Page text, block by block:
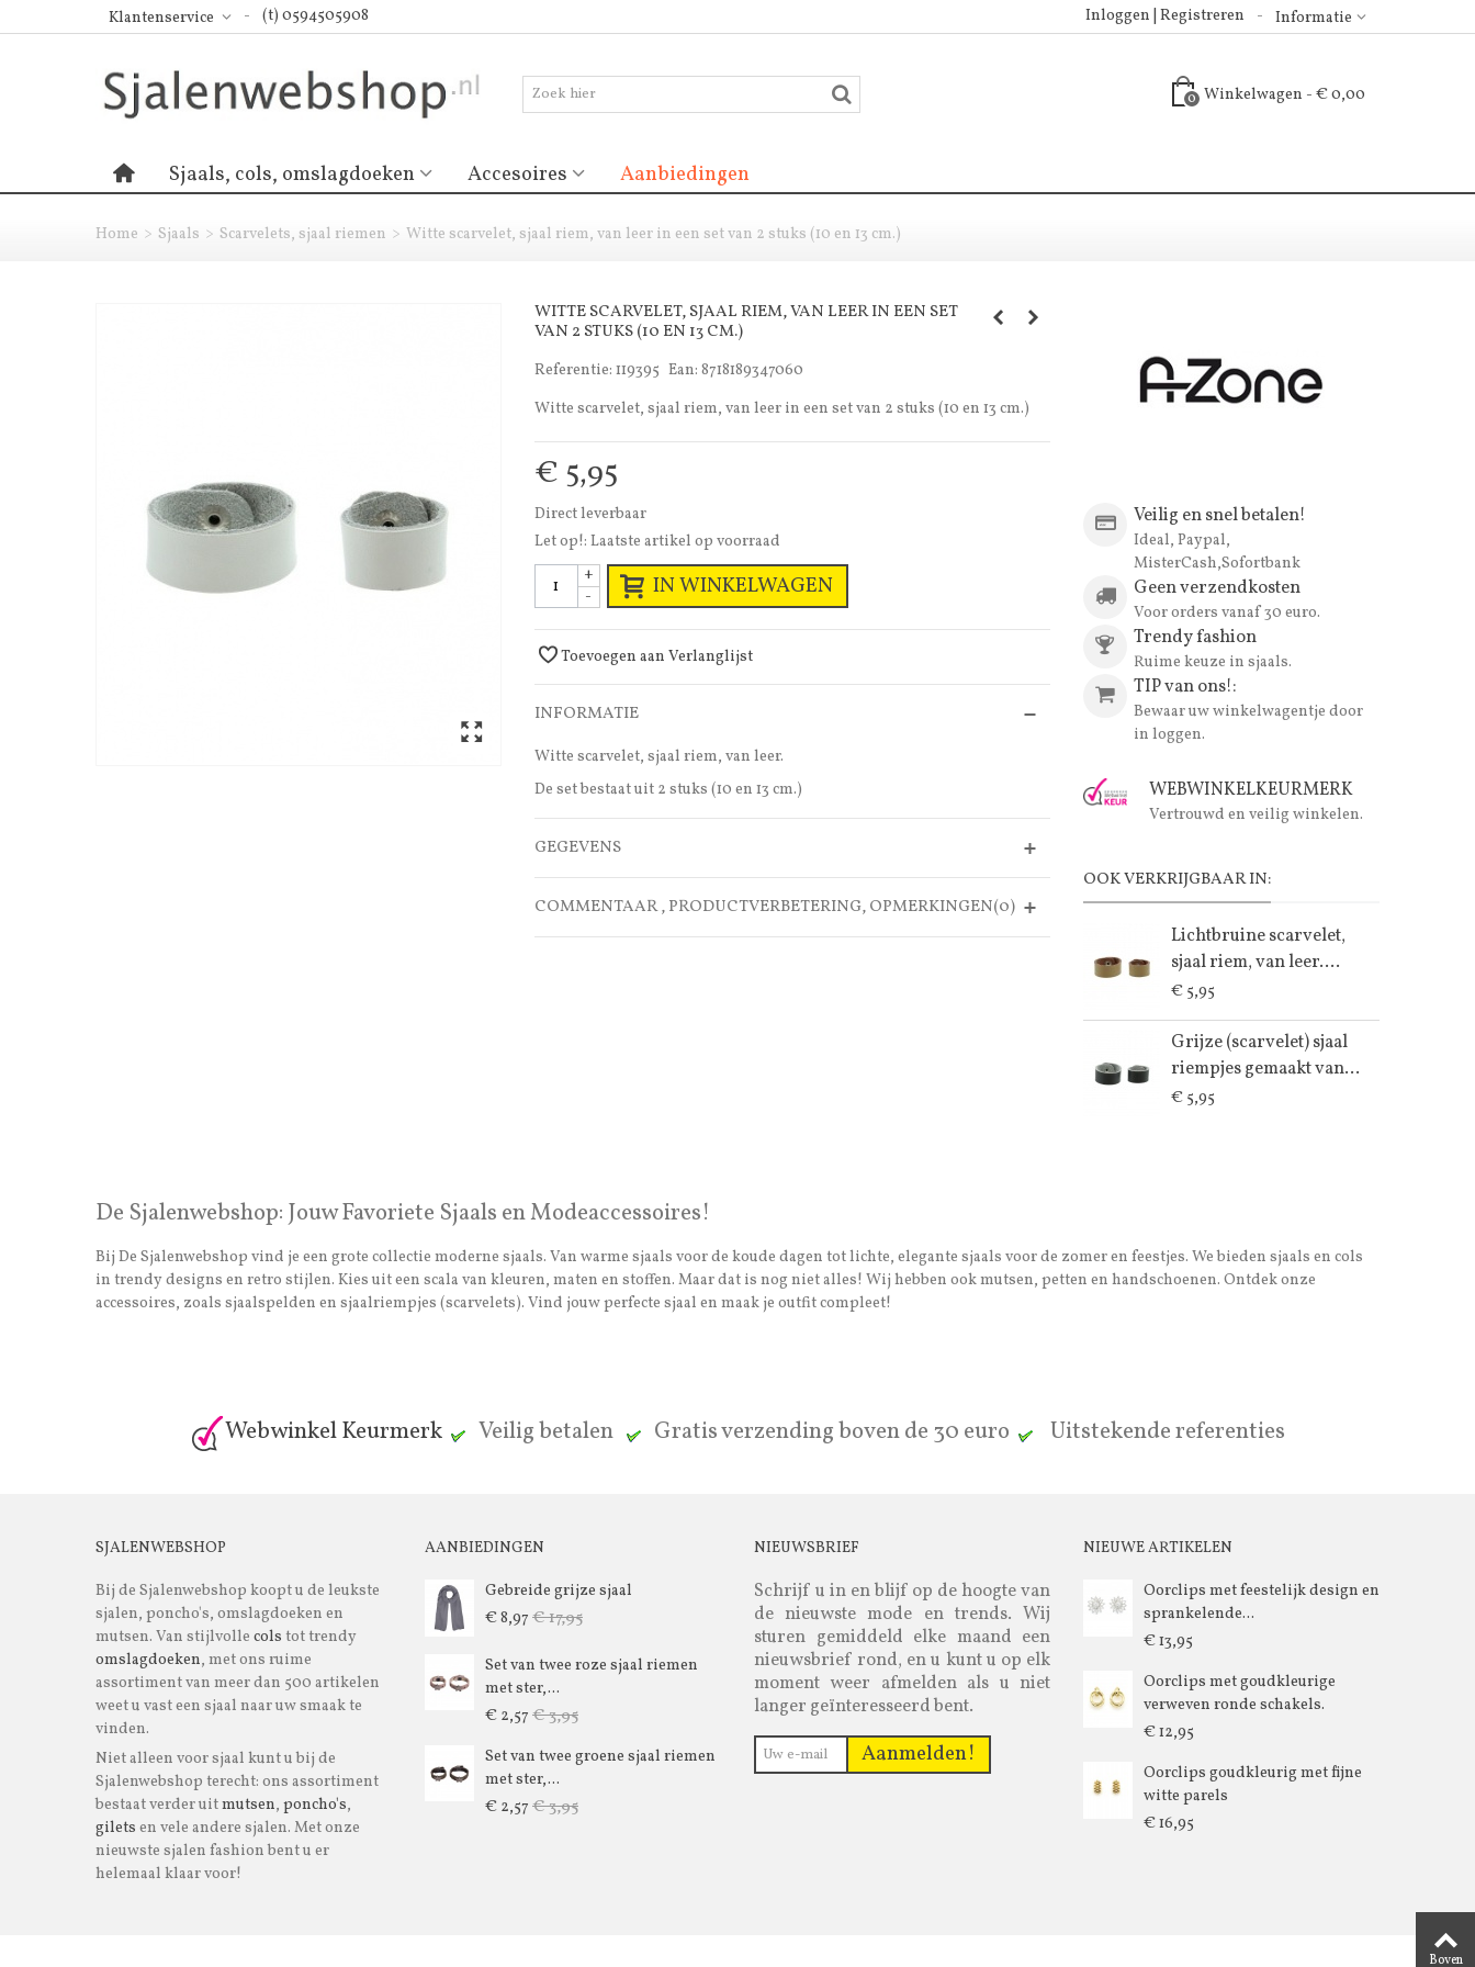
Klantenservice (t) 0594505908 Informatie
Inloggen | Registreren
0 Winkelwagen - € 0,00
Sjaals, cols, omslagdoeken Accesoires Aanbiedingen
Home > Sjaals > Scarvelets, sjaal riemen > Witte scarvelet, sjaal riem, van leer in een set van 2 stuks (10 en 13 cm.)
WITTE SCARVELET, SJAAL RIEM, VAN LEER IN EEN SET
VAN 2 STUKS (10 EN 13 CM.)
Referentie: 119395 Ean: 8718189347060
Witte scarvelet, sjaal riem, van leer in een set van 2 stuks (10 en 13 cm.)
€ 5,95
Direct leverbaar
Let op!: Laatste artikel op voorraad
-
+ IN WINKELWAGEN
Toevoegen aan Verlanglijst
INFORMATIE
Witte scarvelet, sjaal riem, van leer.
De set bestaat uit 2 stuks (10 en 13 cm.)
GEGEVENS
COMMENTAAR , PRODUCTVERBETERING, OPMERKINGEN(0)
Veilig en snel betalen!
Ideal, Paypal,
MisterCash,Sofortbank
Geen verzendkosten
Voor orders vanaf 30 euro.
Trendy fashion
Ruime keuze in sjaals.
TIP van ons!:
Bewaar uw winkelwagentje door
in loggen.
WEBWINKELKEURMERK
Vertrouwd en veilig winkelen.
OOK VERKRIJGBAAR IN:
Lichtbruine scarvelet,
sjaal riem, van leer....
€ 5,95
Grijze (scarvelet) sjaal
riempjes gemaakt van...
€ 5,95
De Sjalenwebshop: Jouw Favoriete Sjaals en Modeaccessoires!
Bij De Sjalenwebshop vind je een grote collectie moderne sjaals. Van warme sjaals voor de koude dagen tot lichte, elegante sjaals voor de zomer en feestjes. We bieden sjaals en cols
in trendy designs en retro stijlen. Kies uit een scala van kleuren, maten en stoffen. Maar dat is nog niet alles! Wij hebben ook mutsen, petten en handschoenen. Ontdek onze
accessoires, zoals sjaalspelden en sjaalriempjes (scarvelets). Vind jouw perfecte sjaal en maak je outfit compleet!
Webwinkel Keurmerk Veilig betalen Gratis verzending boven de 30 euro Uitstekende referenties
SJALENWEBSHOP
Bij de Sjalenwebshop koopt u de leukste
sjalen, poncho's, omslagdoeken en
mutsen. Van stijlvolle cols tot trendy
omslagdoeken, met ons ruime
assortiment van meer dan 500 artikelen
weet u vast een sjaal naar uw smaak te
vinden.
Niet alleen voor sjaal kunt u bij de
Sjalenwebshop terecht: ons assortiment
bestaat verder uitmutsen, poncho's,
gilets en vele andere sjalen. Met onze
nieuwste sjalen fashion bent u er
helemaal klaar voor!
AANBIEDINGEN
Gebreide grijze sjaal
€ 8,97 € 17,95
Set van twee roze sjaal riemen
met ster,...
€ 2,57 € 3,95
Set van twee groene sjaal riemen
met ster,...
€ 2,57 € 3,95
NIEUWSBRIEF
Schrijf u in en blijf op de hoogte van
de nieuwste mode en trends. Wij
sturen gemiddeld elke maand een
nieuwsbrief rond, en u kunt u op elk
moment weer afmelden als u niet
langer geïnteresseerd bent.
Aanmelden!
NIEUWE ARTIKELEN
Oorclips met feestelijk design en
sprankelende...
€ 13,95
Oorclips met goudkleurige
verweven ronde schakels.
€ 12,95
Oorclips goudkleurig met fijne
witte parels
€ 16,95
Boven